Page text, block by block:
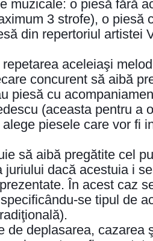
muzicale: o piesă fără
3 strofe), o piesă
din repertoriul artistei
aceleiaşi
concurent să aibă
piesă cu
(aceasta pentru a
piesele care vor fi
să aibă pregătite cel
juriului dacă acestuia i
În acest caz
se tipul de
de deplasarea, cazarea